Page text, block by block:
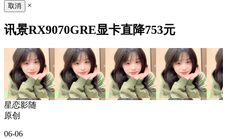
×
讯景RX9070GRE显卡直降753元
星恋影随
原创
06-06